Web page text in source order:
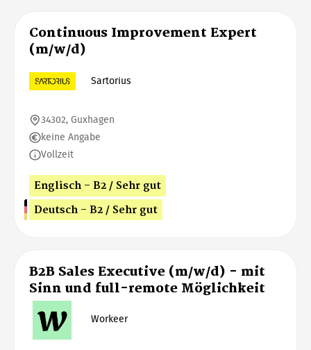
Continuous Improvement Expert
(m/w/d)
Sartorius
34302, Guxhagen
keine Angabe
Vollzeit
Englisch - B2 / Sehr gut
Deutsch - B2 / Sehr gut
B2B Sales Executive (m/w/d) - mit
Sinn und full-remote Möglichkeit
Workeer